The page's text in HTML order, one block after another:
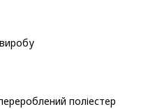
поліестер